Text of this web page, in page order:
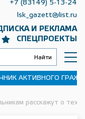
И РЕКЛАМА
СПЕЦПРОЕКТЫ
+7 (83149) 5-13-24
lsk_gazett@list.ru
АКТИВНОГО
расскажут о